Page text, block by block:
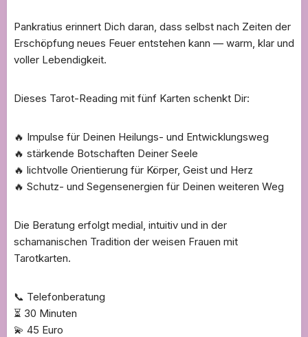
Pankratius erinnert Dich daran, dass selbst nach Zeiten der
Erschöpfung neues Feuer entstehen kann — warm, klar und
voller Lebendigkeit.
Dieses Tarot-Reading mit fünf Karten schenkt Dir:
🔥 Impulse für Deinen Heilungs- und Entwicklungsweg
🔥 stärkende Botschaften Deiner Seele
🔥 lichtvolle Orientierung für Körper, Geist und Herz
🔥 Schutz- und Segensenergien für Deinen weiteren Weg
Die Beratung erfolgt medial, intuitiv und in der
schamanischen Tradition der weisen Frauen mit
Tarotkarten.
📞 Telefonberatung
⏳ 30 Minuten
💫 45 Euro